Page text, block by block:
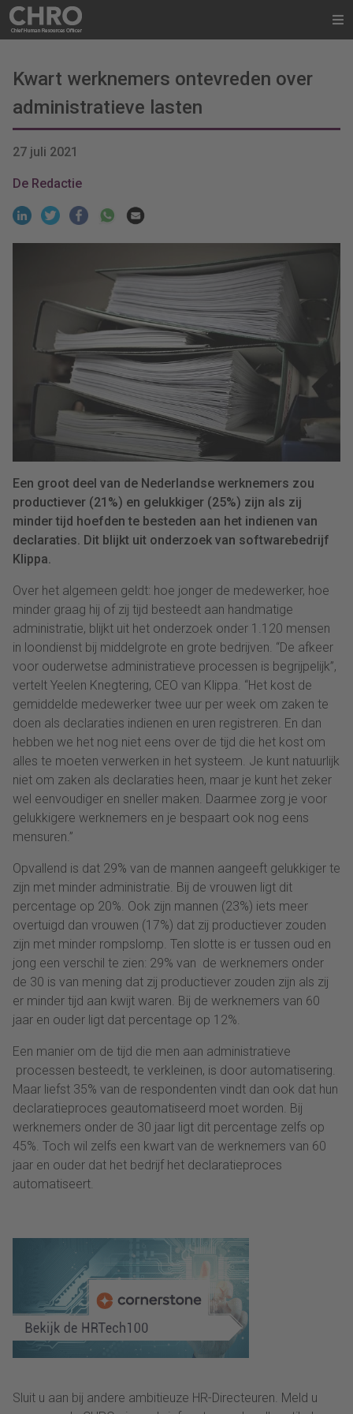
Kwart werknemers ontevreden over
administratieve lasten
27 juli 2021
De Redactie
Een groot deel van de Nederlandse werknemers zou
productiever (21%) en gelukkiger (25%) zijn als zij
minder tijd hoefden te besteden aan het indienen van
declaraties. Dit blijkt uit onderzoek van softwarebedrijf
Klippa.
Over het algemeen geldt: hoe jonger de medewerker, hoe
minder graag hij of zij tijd besteedt aan handmatige
administratie, blijkt uit het onderzoek onder 1.120 mensen
in loondienst bij middelgrote en grote bedrijven. “De afkeer
voor ouderwetse administratieve processen is begrijpelijk”,
vertelt Yeelen Knegtering, CEO van Klippa. “Het kost de
gemiddelde medewerker twee uur per week om zaken te
doen als declaraties indienen en uren registreren. En dan
hebben we het nog niet eens over de tijd die het kost om
alles te moeten verwerken in het systeem. Je kunt natuurlijk
niet om zaken als declaraties heen, maar je kunt het zeker
wel eenvoudiger en sneller maken. Daarmee zorg je voor
gelukkigere werknemers en je bespaart ook nog eens
mensuren.”
Opvallend is dat 29% van de mannen aangeeft gelukkiger te
zijn met minder administratie. Bij de vrouwen ligt dit
percentage op 20%. Ook zijn mannen (23%) iets meer
overtuigd dan vrouwen (17%) dat zij productiever zouden
zijn met minder rompslomp. Ten slotte is er tussen oud en
jong een verschil te zien: 29% van de werknemers onder
de 30 is van mening dat zij productiever zouden zijn als zij
er minder tijd aan kwijt waren. Bij de werknemers van 60
jaar en ouder ligt dat percentage op 12%.
Een manier om de tijd die men aan administratieve
processen besteedt, te verkleinen, is door automatisering.
Maar liefst 35% van de respondenten vindt dan ook dat hun
declaratieproces geautomatiseerd moet worden. Bij
werknemers onder de 30 jaar ligt dit percentage zelfs op
45%. Toch wil zelfs een kwart van de werknemers van 60
jaar en ouder dat het bedrijf het declaratieproces
automatiseert.
Sluit u aan bij andere ambitieuze HR-Directeuren. Meld u